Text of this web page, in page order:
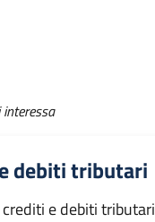
debiti tributari
e debiti tributari